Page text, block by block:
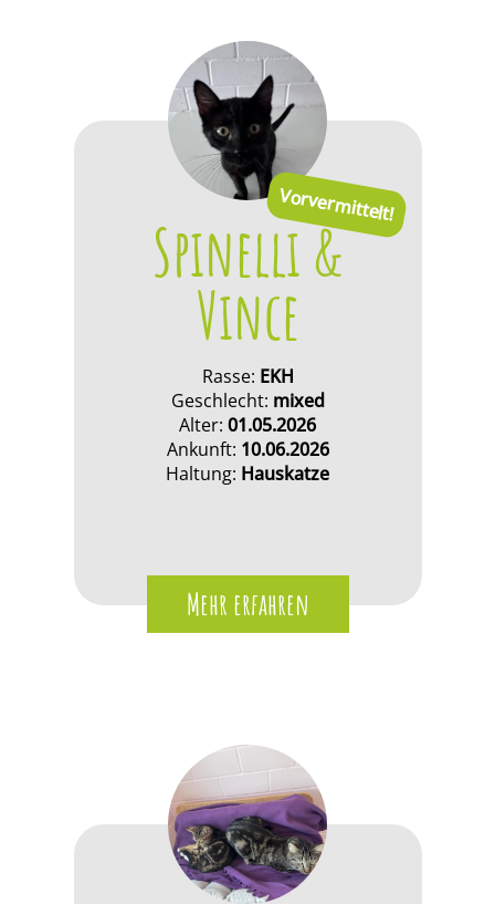
Vorvermittelt!
Spinelli &
Vince
Rasse: EKH
Geschlecht: mixed
Alter: 01.05.2026
Ankunft: 10.06.2026
Haltung: Hauskatze
Mehr erfahren